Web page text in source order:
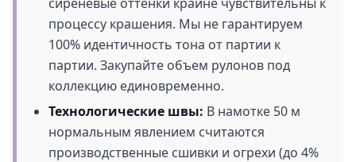
процессу крашения. Мы не гарантируем
100% идентичность тона от партии к
партии. Закупайте объем рулонов под
коллекцию единовременно.
Технологические швы: В намотке 50 м
нормальным явлением считаются
производственные сшивки и огрехи (до 4%